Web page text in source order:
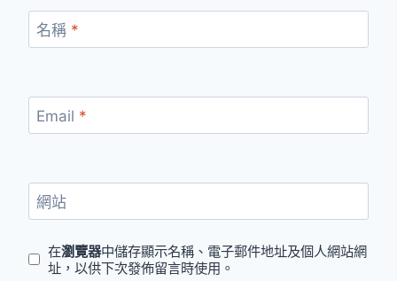
名稱 *
Email *
網站
在瀏覽器中儲存顯示名稱、電子郵件地址及個人網站網
址，以供下次發佈留言時使用。